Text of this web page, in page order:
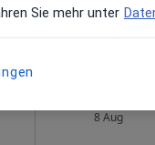
8 Aug
Sie mehr unter